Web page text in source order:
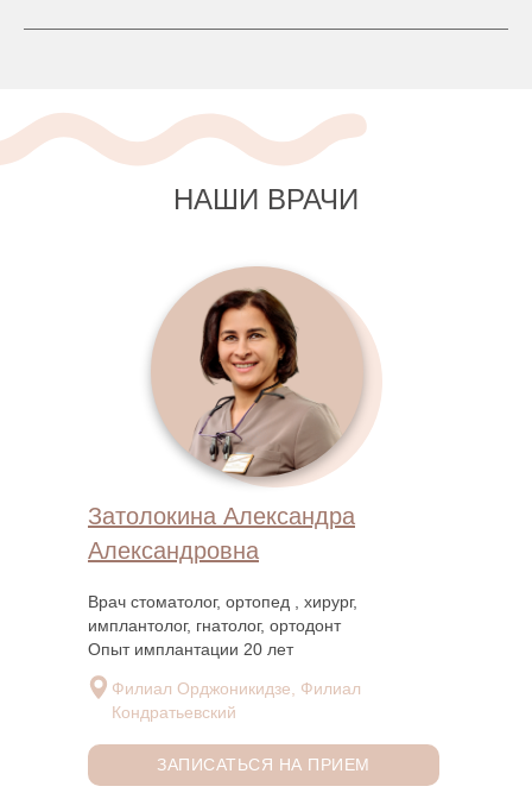
НАШИ ВРАЧИ
Затолокина Александра
Александровна
Филиал Орджоникидзе, Филиал
Кондратьевский
ЗАПИСАТЬСЯ НА ПРИЕМ
Врач стоматолог, ортопед , хирург,
имплантолог, гнатолог, ортодонт
Опыт имплантации 20 лет